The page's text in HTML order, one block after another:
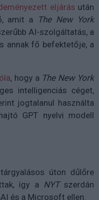
eljárás után
amit a
The New York
AI-szolgáltatás, a
annak fő befektetője, a
, hogy a The New York
intelligenciás céget,
jogtalanul használta
GPT nyelvi modell
úton dűlőre
így a NYTszerdán
és a Microsoft ellen.